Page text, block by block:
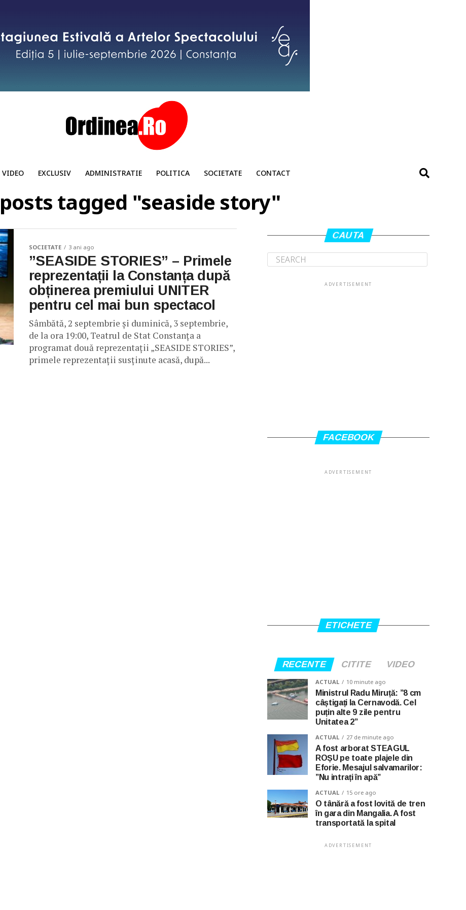
VIDEO EXCLUSIV ADMINISTRATIE POLITICA SOCIETATE CONTACT
tagged "seaside story"
SOCIETATE 3 ani ago
”SEASIDE STORIES” – Primele
reprezentații la Constanța după
obținerea premiului UNITER
pentru cel mai bun spectacol
Sâmbătă, 2 septembrie și duminică, 3 septembrie,
de la ora 19:00, Teatrul de Stat Constanța a
programat două reprezentații „SEASIDE STORIES”,
primele reprezentații susținute acasă, după...
CAUTA
ADVERTISEMENT
FACEBOOK
ADVERTISEMENT
ETICHETE
RECENTE CITITE VIDEO
ACTUAL 10 minute ago
Ministrul Radu Miruță: ”8 cm
câștigați la Cernavodă. Cel
puțin alte 9 zile pentru
Unitatea 2”
ACTUAL 27 de minute ago
A fost arborat STEAGUL
ROȘU pe toate plajele din
Eforie. Mesajul salvamarilor:
”Nu intrați în apă”
ACTUAL 15 ore ago
O tânără a fost lovită de tren
în gara din Mangalia. A fost
transportată la spital
ADVERTISEMENT